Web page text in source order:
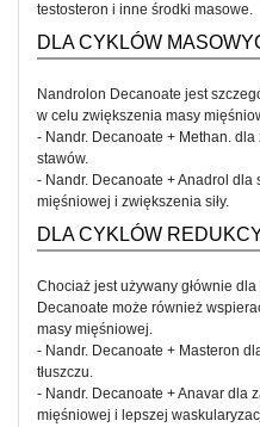
testosteron i inne środki masowe.
DLA CYKLÓW
Nandrolon Decanoate jest
w celu zwiększenia masy
- Nandr. Decanoate + Methan.
stawów.
- Nandr. Decanoate + Anadrol dla
mięśniowej i zwiększenia siły.
DLA CYKLÓW
Chociaż jest używany głównie
Decanoate może również
masy mięśniowej.
- Nandr. Decanoate + Masteron
tłuszczu.
- Nandr. Decanoate + Anavar dla
mięśniowej i lepszej